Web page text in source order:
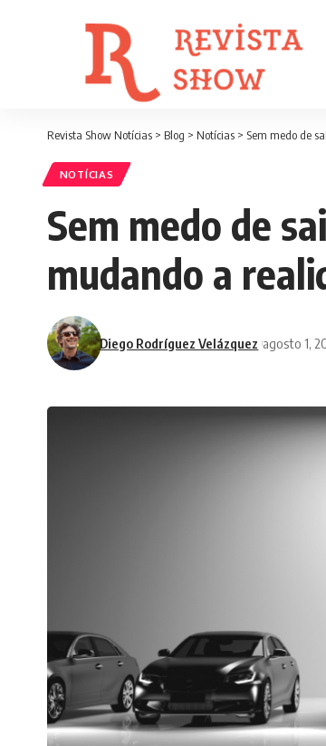
Revista Show Notícias > Blog > Notícias > Sem medo de
NOTÍCIAS
Sem medo de
mudando a
Diego Rodríguez Velázquez agosto 1,